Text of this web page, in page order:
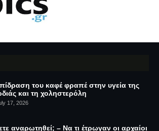
του καφέ φραπέ στην υγεία της
και τη χοληστερόλη
17, 2026
αναρωτηθεί; – Να τι έτρωγαν οι αρχαίοι